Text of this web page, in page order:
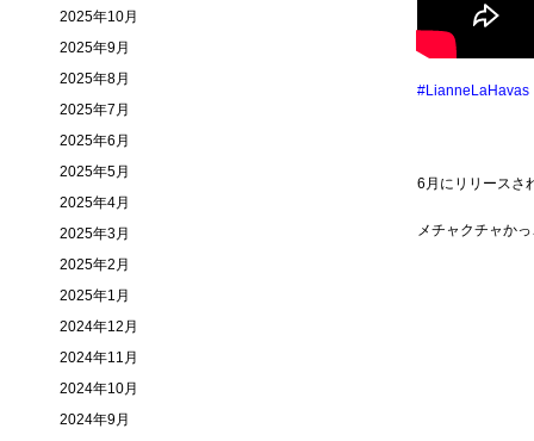
#LianneLaHavas
6月にリリースさ
メチャクチャか
2025年10月
2025年9月
2025年8月
2025年7月
2025年6月
2025年5月
2025年4月
2025年3月
2025年2月
2025年1月
2024年12月
2024年11月
2024年10月
2024年9月